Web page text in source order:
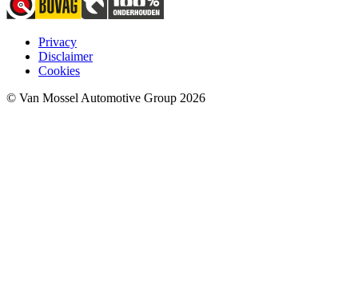
Privacy
Disclaimer
Cookies
© Van Mossel Automotive Group 2026